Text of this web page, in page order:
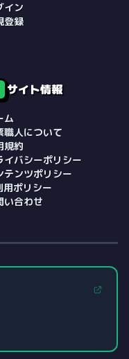
イン
登録
サイト情報
ム
職人について
規約
イバシーポリシー
テンツポリシー
用ポリシー
い合わせ